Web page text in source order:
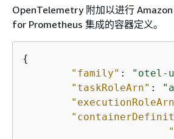
OpenTelemetry 附加以进行
for Prometheus 集成的容器定义。
{
"family" : "otel-
"taskRoleArn" :